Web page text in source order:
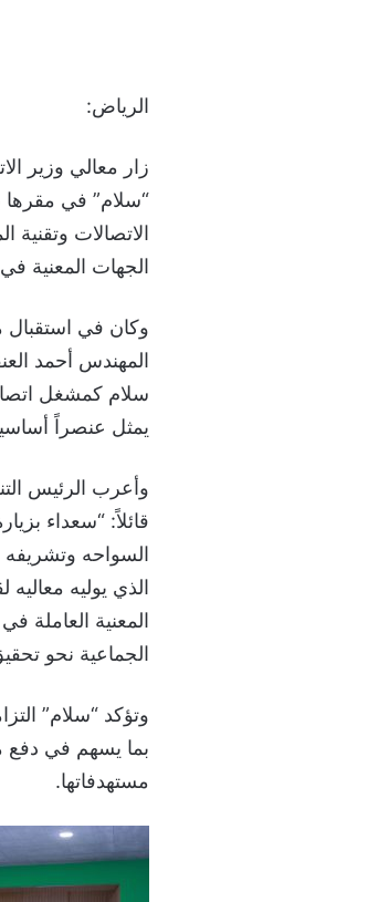
الرياض:
زار معالي وزير
“سلام” في مقرها
الاتصالات وتقنية
الجهات المعنية
وكان في استقبال
المهندس أحمد
سلام كمشغل
يمثل عنصراً أساسياً
وأعرب الرئيس
قائلاً: “سعداء
السواحه وتشريفه
الذي يوليه
المعنية العاملة
الجماعية نحو تحقيق
وتؤكد “سلام”
بما يسهم في دفع
مستهدفاتها.